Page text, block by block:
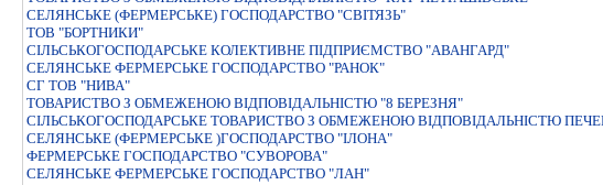
СЕЛЯНСЬКЕ (ФЕРМЕРСЬКЕ) ГОСПОДАРСТВО "СВІТЯЗЬ"
ТОВ "БОРТНИКИ"
СIЛЬСЬКОГОСПОДАРСЬКЕ КОЛЕКТИВНЕ ПIДПРИЄМСТВО "АВАНГАРД"
СЕЛЯНСЬКЕ ФЕРМЕРСЬКЕ ГОСПОДАРСТВО "РАНОК"
СГ ТОВ "НИВА"
ТОВАРИСТВО З ОБМЕЖЕНОЮ ВIДПОВIДАЛЬНIСТЮ "8 БЕРЕЗНЯ"
СIЛЬСЬКОГОСПОДАРСЬКЕ ТОВАРИСТВО З ОБМЕЖЕНОЮ ВIДПОВIДАЛЬНIСТЮ
СЕЛЯНСЬКЕ (ФЕРМЕРСЬКЕ )ГОСПОДАРСТВО "IЛОНА"
ФЕРМЕРСЬКЕ ГОСПОДАРСТВО "СУВОРОВА"
СЕЛЯНСЬКЕ ФЕРМЕРСЬКЕ ГОСПОДАРСТВО "ЛАН"